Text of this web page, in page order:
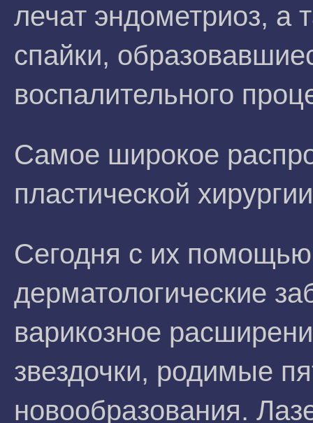
лечат эндометриоз, а
спайки,
воспалительного
Самое широкое
пластической
Сегодня с их
дерматологические
варикозное
звездочки, родимые
новообразования.